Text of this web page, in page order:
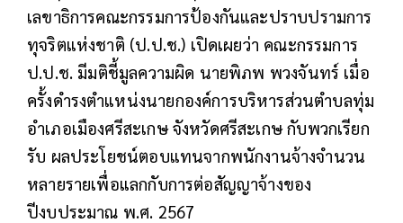
เลขาธิการคณะกรรมการป้องกันและปราบปรามการ
ทุจริตแห่งชาติ (ป.ป.ช.) เปิดเผยว่า คณะกรรมการ
ป.ป.ช. มีมติชี้มูลความผิด นายพิภพ พวงจันทร์ เมื่อ
ครั้งดำรงตำแหน่งนายกองค์การบริหารส่วนตำบลทุ่ม
อำเภอเมืองศรีสะเกษ จังหวัดศรีสะเกษ กับพวกเรียก
รับ ผลประโยชน์ตอบแทนจากพนักงานจ้างจำนวน
หลายรายเพื่อแลกกับการต่อสัญญาจ้างของ
ปีงบประมาณ พ.ศ. 2567